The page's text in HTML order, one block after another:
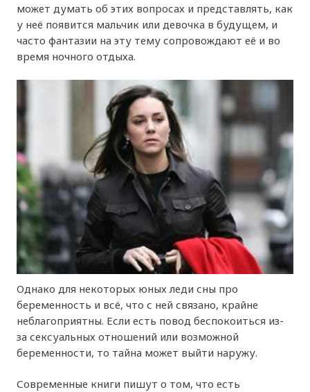
может думать об этих вопросах и представлять, как
у неё появится мальчик или девочка в будущем, и
часто фантазии на эту тему сопровождают её и во
время ночного отдыха.
Однако для некоторых юных леди сны про
беременность и всё, что с ней связано, крайне
неблагоприятны. Если есть повод беспокоиться из-
за сексуальных отношений или возможной
беременности, то тайна может выйти наружу.
Современные книги пишут о том, что есть